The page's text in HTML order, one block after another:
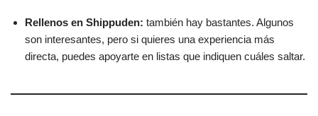
Rellenos en Shippuden: también hay bastantes. Algunos
son interesantes, pero si quieres una experiencia más
directa, puedes apoyarte en listas que indiquen cuáles saltar.